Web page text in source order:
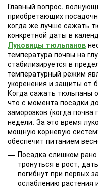
Главный вопрос,
приобретающих
когда же лучше сажать
конкретной даты в
Луковицы тюльпанов
температура почвы на
стабилизируется в
температурный режим
укоренения и защиты от
Когда сажать тюльпаны
что с момента посадки
заморозков (когда
недели. За это время
мощную корневую
обеспечит питанием
Посадка слишком
тронуться в рост,
погибнут при первых
ослаблению растения